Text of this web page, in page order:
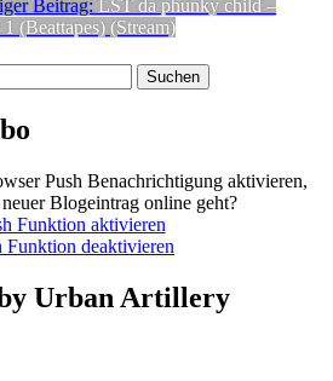
Beitrag: LST da phunky child –
(Beattapes) (Stream)
Push Benachrichtigung aktivieren,
Blogeintrag online geht?
Funktion aktivieren
Funktion deaktivieren
Urban Artillery